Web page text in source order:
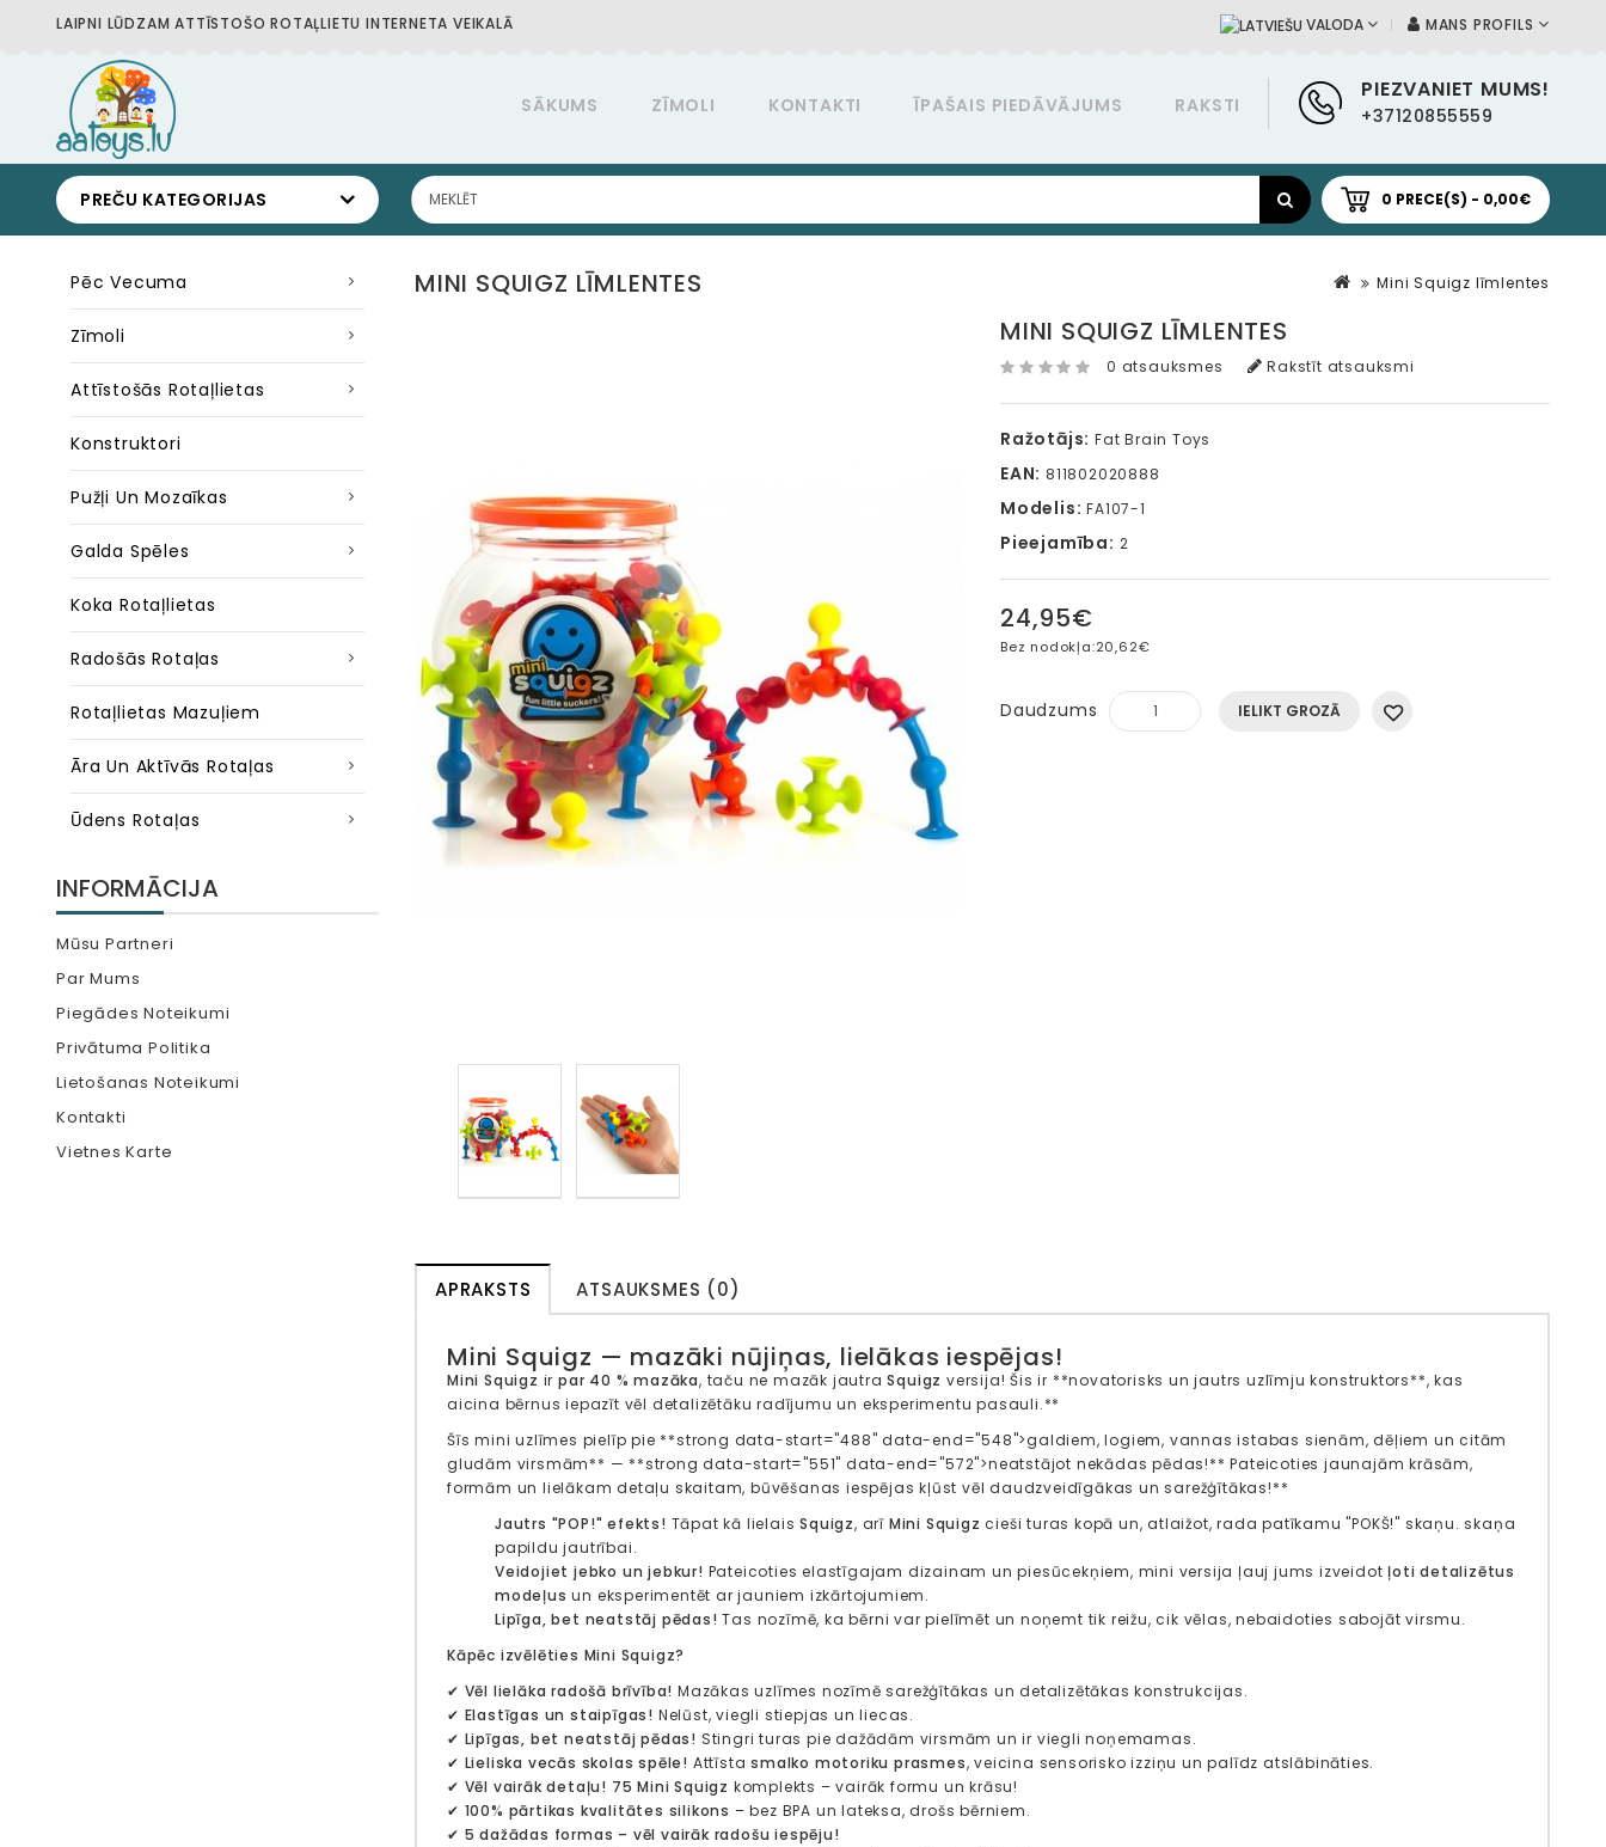
LAIPNI LŪDZAM ATTĪSTOŠO ROTAĻLIETU INTERNETA VEIKALĀ MANS PROFILS
VALODA
PIEZVANIET MUMS!
+37120855559
SĀKUMS ZĪMOLI KONTAKTI ĪPAŠAIS PIEDĀVĀJUMS RAKSTI
PREČU KATEGORIJAS 0 PRECE(S) - 0,00€
Pēc Vecuma
Zīmoli
Attīstošās Rotaļlietas
Konstruktori
Pužļi Un Mozaīkas
Galda Spēles
Koka Rotaļlietas
Radošās Rotaļas
Rotaļlietas Mazuļiem
Āra Un Aktīvās Rotaļas
Ūdens Rotaļas
INFORMĀCIJA
Mūsu Partneri
Par Mums
Piegādes Noteikumi
Privātuma Politika
Lietošanas Noteikumi
Kontakti
Vietnes Karte
Mini Squigz līmlentes
MINI SQUIGZ LĪMLENTES
MINI SQUIGZ LĪMLENTES
0 atsauksmes Rakstīt atsauksmi
Ražotājs: Fat Brain Toys
EAN: 811802020888
Modelis: FA107-1
Pieejamība: 2
24,95€
Bez nodokļa:20,62€
Daudzums IELIKT GROZĀ
APRAKSTS ATSAUKSMES (0)
Mini Squigz — mazāki nūjiņas, lielākas iespējas!
Mini Squigz irpar 40 % mazāka, taču ne mazāk jautraSquigz versija! Šis ir **novatorisks un jautrs uzlīmju konstruktors**, kas
aicina bērnus iepazīt vēl detalizētāku radījumu un eksperimentu pasauli.**
Šīs mini uzlīmes pielīp pie **strong data-start="488" data-end="548">galdiem, logiem, vannas istabas sienām, dēļiem un citām
gludām virsmām** — **strong data-start="551" data-end="572">neatstājot nekādas pēdas!** Pateicoties jaunajām krāsām,
formām un lielākam detaļu skaitam, būvēšanas iespējas kļūst vēl daudzveidīgākas un sarežģītākas!**
Jautrs "POP!" efekts! Tāpat kā lielaisSquigz, arī Mini Squigz cieši turas kopā un, atlaižot, rada patīkamu "POKŠ!" skaņu. skaņa
papildu jautrībai.
Veidojiet jebko un jebkur! Pateicoties elastīgajam dizainam un piesūcekņiem, mini versija ļauj jums izveidot ļoti detalizētus
modeļus un eksperimentēt ar jauniem izkārtojumiem.
Lipīga, bet neatstāj pēdas! Tas nozīmē, ka bērni var pielīmēt un noņemt tik reižu, cik vēlas, nebaidoties sabojāt virsmu.
Kāpēc izvēlēties Mini Squigz?
✔ Vēl lielāka radošā brīvība! Mazākas uzlīmes nozīmē sarežģītākas un detalizētākas konstrukcijas.
✔ Elastīgas un staipīgas! Nelūst, viegli stiepjas un liecas.
✔ Lipīgas, bet neatstāj pēdas! Stingri turas pie dažādām virsmām un ir viegli noņemamas.
✔ Lieliska vecās skolas spēle! Attīstasmalko motoriku prasmes, veicina sensorisko izziņu un palīdz atslābināties.
✔ Vēl vairāk detaļu! 75 Mini Squigz komplekts – vairāk formu un krāsu!
✔ 100% pārtikas kvalitātes silikons – bez BPA un lateksa, drošs bērniem.
✔ 5 dažādas formas – vēl vairāk radošu iespēju!